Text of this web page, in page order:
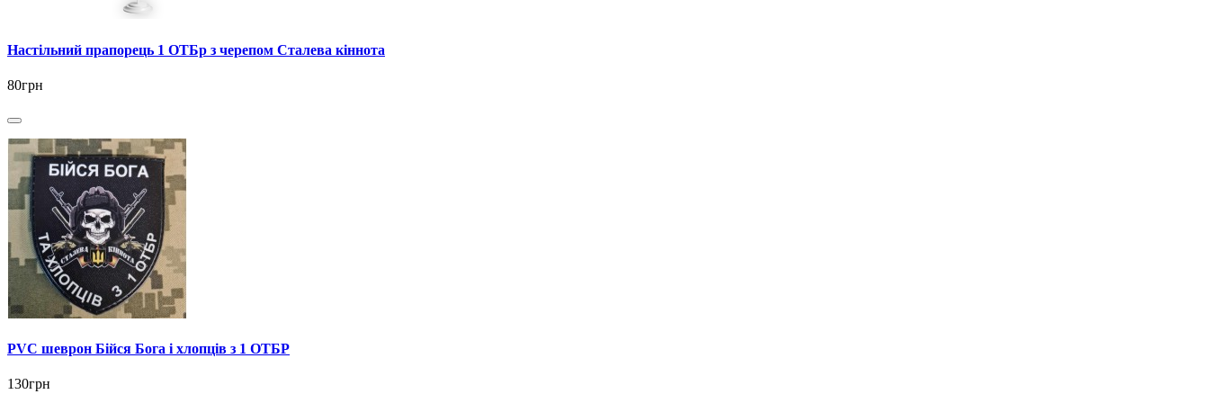
Настільний прапорець 1 ОТБр з черепом Сталева кіннота
80грн
PVC шеврон Бійся Бога і хлопців з 1 ОТБР
130грн